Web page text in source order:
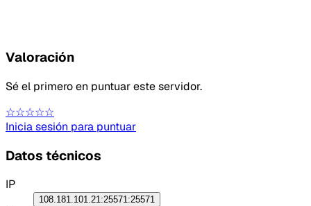
Valoración
Sé el primero en puntuar este servidor.
☆☆☆☆☆
Inicia sesión para puntuar
Datos técnicos
IP
108.181.101.21:25571:25571